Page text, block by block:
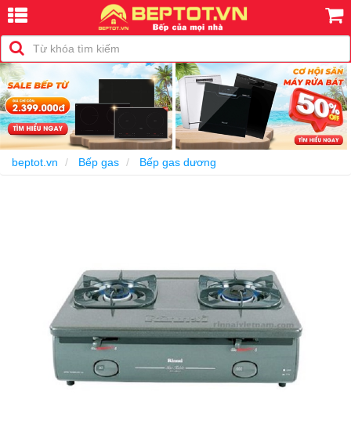
beptot.vn Bếp gas Bếp gas dương
-32%